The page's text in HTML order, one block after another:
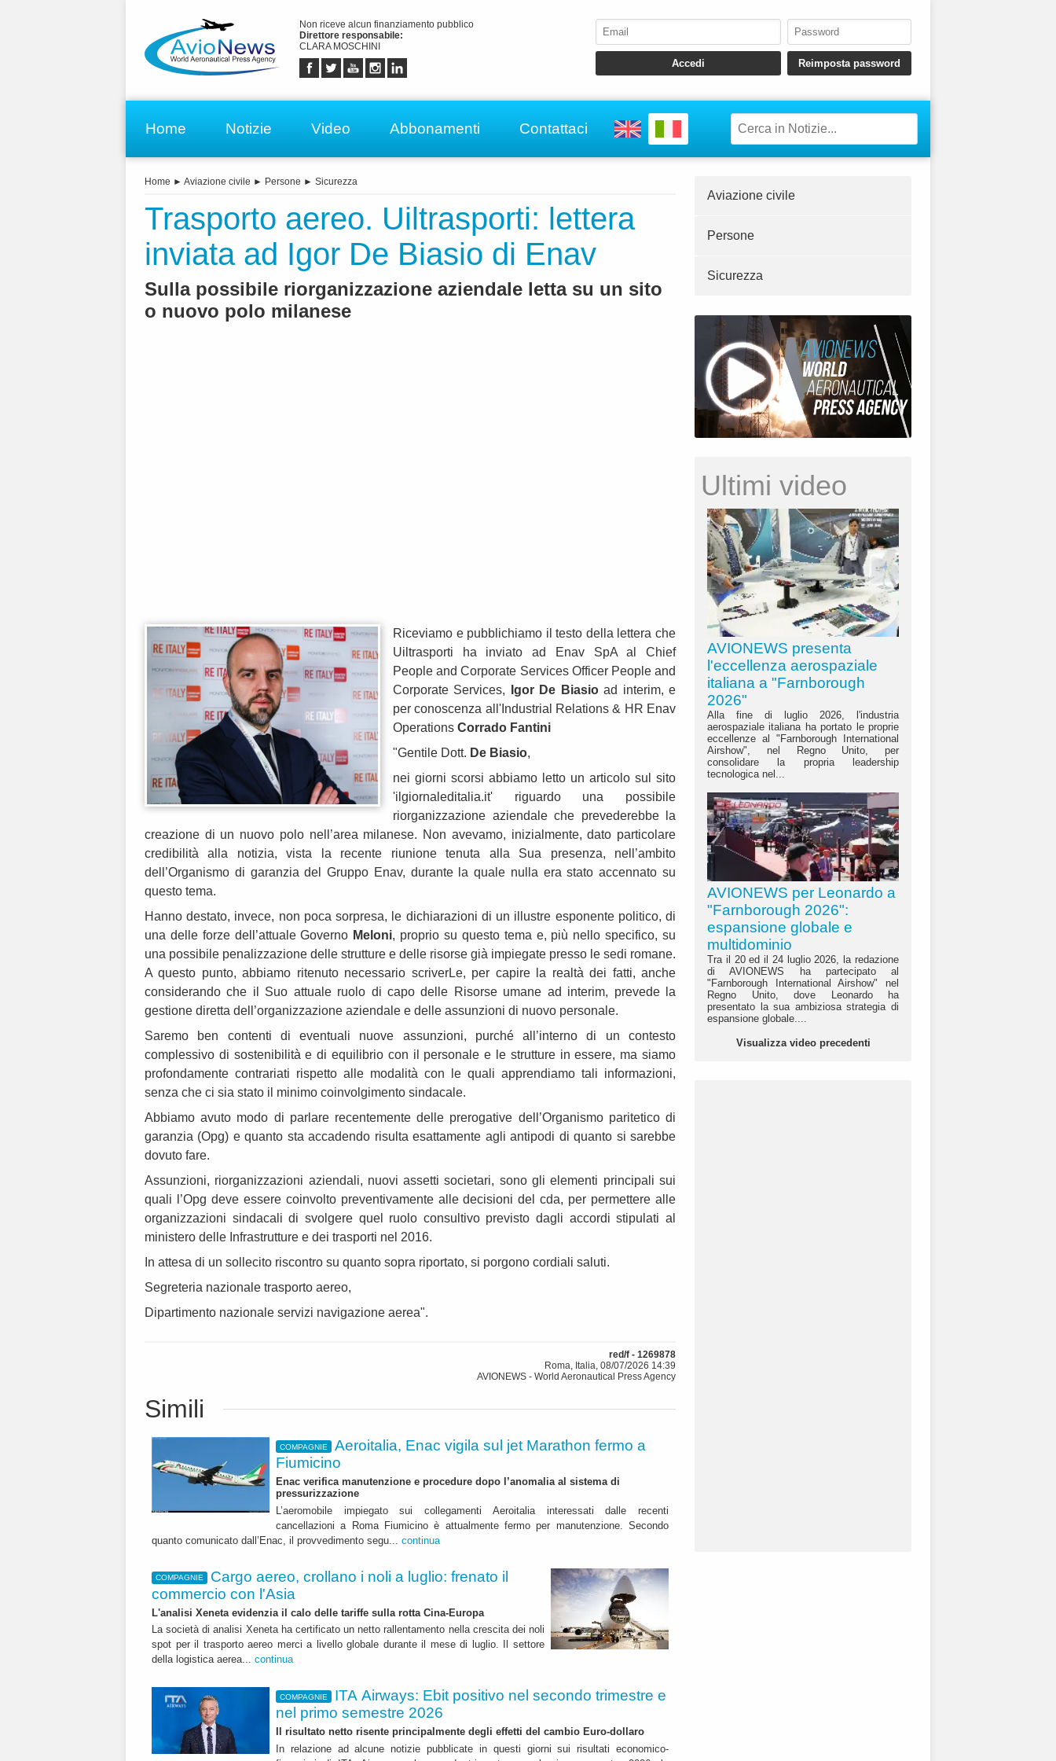
Non riceve alcun finanziamento pubblico
Direttore responsabile:
CLARA MOSCHINI
Home Notizie Video Abbonamenti Contattaci
Home ► Aviazione civile ► Persone ► Sicurezza
Trasporto aereo. Uiltrasporti: lettera
inviata ad Igor De Biasio di Enav
Sulla possibile riorganizzazione aziendale letta su un sito
o nuovo polo milanese
Riceviamo e pubblichiamo il testo della lettera che
Uiltrasporti ha inviato ad Enav SpA al Chief
People and Corporate Services Officer People and
Corporate Services,
Igor De Biasioad interim, e
per conoscenza all'Industrial Relations & HR Enav
Operations Corrado Fantini
"Gentile Dott. De Biasio,
nei giorni scorsi abbiamo letto un articolo sul sito
'ilgiornaleditalia.it' riguardo una possibile
riorganizzazione aziendale che prevederebbe la
creazione di un nuovo polo nell’area milanese. Non avevamo, inizialmente, dato particolare
credibilità alla notizia, vista la recente riunione tenuta alla Sua presenza, nell’ambito
dell’Organismo di garanzia del Gruppo Enav, durante la quale nulla era stato accennato su
questo tema.
Hanno destato, invece, non poca sorpresa, le dichiarazioni di un illustre esponente politico, di
una delle forze dell’attuale Governo Meloni, proprio su questo tema e, più nello specifico, su
una possibile penalizzazione delle strutture e delle risorse già impiegate presso le sedi romane.
A questo punto, abbiamo ritenuto necessario scriverLe, per capire la realtà dei fatti, anche
considerando che il Suo attuale ruolo di capo delle Risorse umane ad interim, prevede la
gestione diretta dell’organizzazione aziendale e delle assunzioni di nuovo personale.
Saremo ben contenti di eventuali nuove assunzioni, purché all’interno di un contesto
complessivo di sostenibilità e di equilibrio con il personale e le strutture in essere, ma siamo
profondamente contrariati rispetto alle modalità con le quali apprendiamo tali informazioni,
senza che ci sia stato il minimo coinvolgimento sindacale.
Abbiamo avuto modo di parlare recentemente delle prerogative dell’Organismo paritetico di
garanzia (Opg) e quanto sta accadendo risulta esattamente agli antipodi di quanto si sarebbe
dovuto fare.
Assunzioni, riorganizzazioni aziendali, nuovi assetti societari, sono gli elementi principali sui
quali l’Opg deve essere coinvolto preventivamente alle decisioni del cda, per permettere alle
organizzazioni sindacali di svolgere quel ruolo consultivo previsto dagli accordi stipulati al
ministero delle Infrastrutture e dei trasporti nel 2016.
In attesa di un sollecito riscontro su quanto sopra riportato, si porgono cordiali saluti.
Segreteria nazionale trasporto aereo,
Dipartimento nazionale servizi navigazione aerea".
red/f - 1269878
Roma, Italia, 08/07/2026 14:39
AVIONEWS - World Aeronautical Press Agency
Simili
COMPAGNIE
Aeroitalia, Enac vigila sul jet Marathon fermo a
Fiumicino
Enac verifica manutenzione e procedure dopo l’anomalia al sistema di
pressurizzazione
L’aeromobile impiegato sui collegamenti Aeroitalia interessati dalle recenti
cancellazioni a Roma Fiumicino è attualmente fermo per manutenzione. Secondo
quanto comunicato dall’Enac, il provvedimento segu... continua
COMPAGNIE
Cargo aereo, crollano i noli a luglio: frenato il
commercio con l'Asia
L'analisi Xeneta evidenzia il calo delle tariffe sulla rotta Cina-Europa
La società di analisi Xeneta ha certificato un netto rallentamento nella crescita dei noli
spot per il trasporto aereo merci a livello globale durante il mese di luglio. Il settore
della logistica aerea... continua
COMPAGNIE
ITA Airways: Ebit positivo nel secondo trimestre e
nel primo semestre 2026
Il risultato netto risente principalmente degli effetti del cambio Euro-dollaro
In relazione ad alcune notizie pubblicate in questi giorni sui risultati economico-
Aviazione civile
Persone
Sicurezza
Ultimi video
AVIONEWS presenta
l'eccellenza aerospaziale
italiana a "Farnborough
2026"
Alla fine di luglio 2026, l'industria
aerospaziale italiana ha portato le proprie
eccellenze al "Farnborough International
Airshow", nel Regno Unito, per
consolidare la propria leadership
tecnologica nel...
AVIONEWS per Leonardo a
"Farnborough 2026":
espansione globale e
multidominio
Tra il 20 ed il 24 luglio 2026, la redazione
di AVIONEWS ha partecipato al
"Farnborough International Airshow" nel
Regno Unito, dove Leonardo ha
presentato la sua ambiziosa strategia di
espansione globale....
Visualizza video precedenti